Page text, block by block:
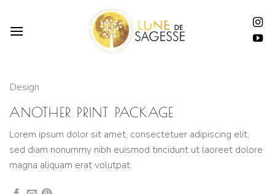
contenu
Design
ANOTHER PRINT PACKAGE
Lorem ipsum dolor sit amet, consectetuer adipiscing elit,
sed diam nonummy nibh euismod tincidunt ut laoreet dolore
magna aliquam erat volutpat.